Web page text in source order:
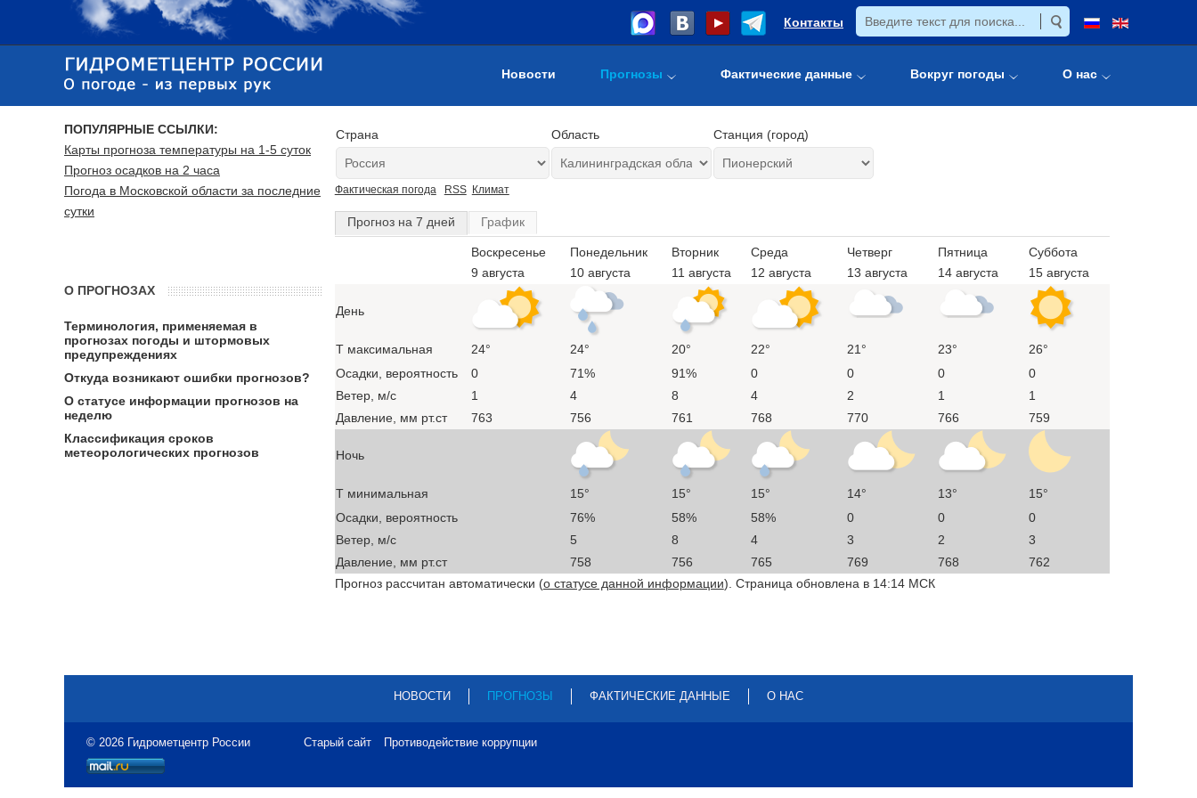
Контакты
Новости Прогнозы Фактические данные Вокруг погоды О нас
Страна Область Станция (город)
Фактическая погода RSS Климат
Прогноз на 7 дней График
Воскресенье
9 августа
Понедельник
10 августа
Вторник
11 августа
Среда
12 августа
Четверг
13 августа
Пятница
14 августа
Суббота
15 августа
День
T максимальная 24° 24° 20° 22° 21° 23°
26°
Осадки, вероятность
0 71% 91% 0 0 0
0
Ветер, м/с
1 4 8 4 2 1
1
Давление, мм рт.ст
763 756 761 768 770 766 759
Ночь
T минимальная 15° 15° 15° 14° 13°
15°
Осадки, вероятность
76% 58% 58% 0 0
0
Ветер, м/с
5 8 4 3 2
3
Давление, мм рт.ст
758 756 765 769 768
762
Прогноз рассчитан автоматически (о статусе данной информации). Страница обновлена в 14:14 МСК
ПОПУЛЯРНЫЕ ССЫЛКИ:
Карты прогноза температуры на 1-5 суток
Прогноз осадков на 2 часа
Погода в Московской области за последние
сутки
О ПРОГНОЗАХ
Терминология, применяемая в
прогнозах погоды и штормовых
предупреждениях
Откуда возникают ошибки прогнозов?
О статусе информации прогнозов на
неделю
Классификация сроков
метеорологических прогнозов
НОВОСТИ ПРОГНОЗЫ ФАКТИЧЕСКИЕ ДАННЫЕ О НАС
© 2026 Гидрометцентр России Старый сайт Противодействие коррупции